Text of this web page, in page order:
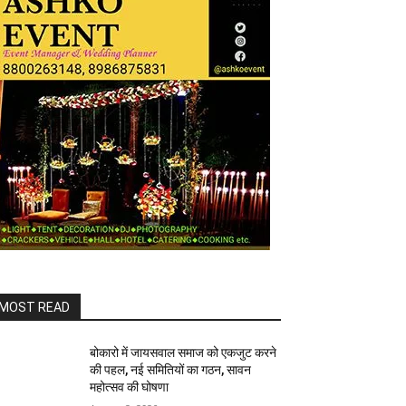
READ
बोकारो में जायसवाल समाज को एकजुट करने
की पहल, नई समितियों का गठन, सावन
महोत्सव की घोषणा